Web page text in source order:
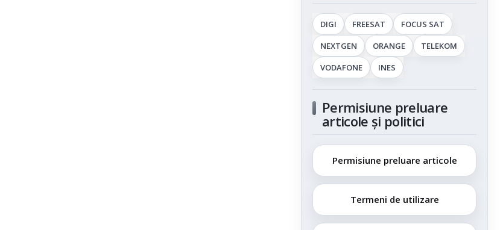
DIGI FREESAT
FOCUS SAT
NEXTGEN
ORANGE
TELEKOM
VODAFONE
INES
Permisiune preluare
articole și politici
Permisiune preluare articole
Termeni de utilizare